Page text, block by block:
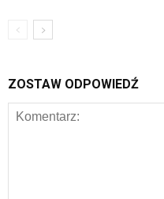
ZOSTAW ODPOWIEDŹ